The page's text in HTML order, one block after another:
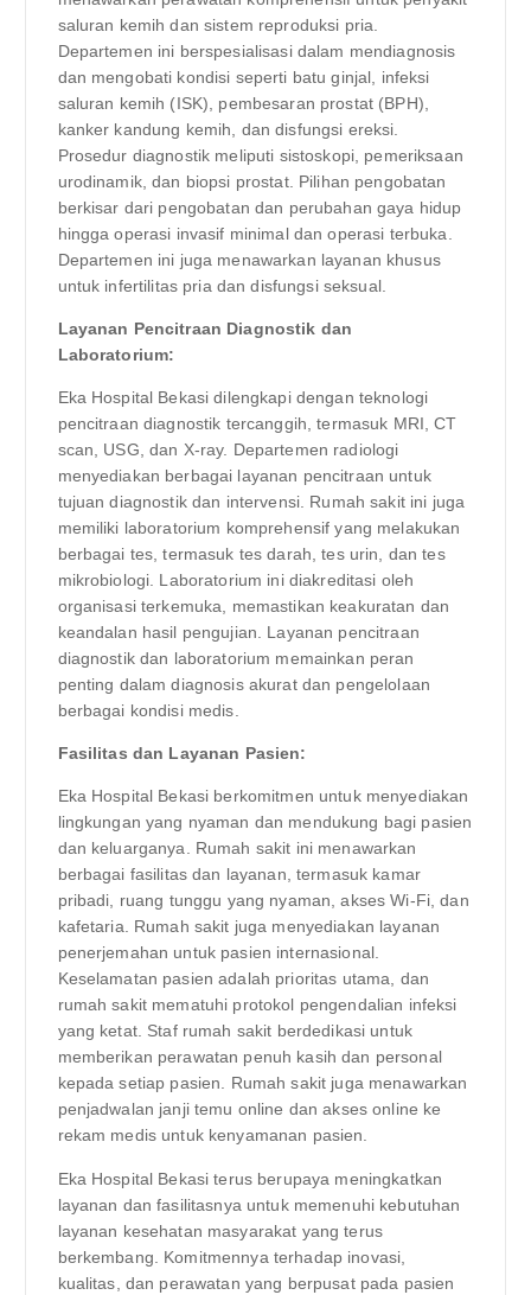
saluran kemih dan sistem reproduksi pria.
Departemen ini berspesialisasi dalam mendiagnosis
dan mengobati kondisi seperti batu ginjal, infeksi
saluran kemih (ISK), pembesaran prostat (BPH),
kanker kandung kemih, dan disfungsi ereksi.
Prosedur diagnostik meliputi sistoskopi, pemeriksaan
urodinamik, dan biopsi prostat. Pilihan pengobatan
berkisar dari pengobatan dan perubahan gaya hidup
hingga operasi invasif minimal dan operasi terbuka.
Departemen ini juga menawarkan layanan khusus
untuk infertilitas pria dan disfungsi seksual.
Layanan Pencitraan Diagnostik dan
Laboratorium:
Eka Hospital Bekasi dilengkapi dengan teknologi
pencitraan diagnostik tercanggih, termasuk MRI, CT
scan, USG, dan X-ray. Departemen radiologi
menyediakan berbagai layanan pencitraan untuk
tujuan diagnostik dan intervensi. Rumah sakit ini juga
memiliki laboratorium komprehensif yang melakukan
berbagai tes, termasuk tes darah, tes urin, dan tes
mikrobiologi. Laboratorium ini diakreditasi oleh
organisasi terkemuka, memastikan keakuratan dan
keandalan hasil pengujian. Layanan pencitraan
diagnostik dan laboratorium memainkan peran
penting dalam diagnosis akurat dan pengelolaan
berbagai kondisi medis.
Fasilitas dan Layanan Pasien:
Eka Hospital Bekasi berkomitmen untuk menyediakan
lingkungan yang nyaman dan mendukung bagi pasien
dan keluarganya. Rumah sakit ini menawarkan
berbagai fasilitas dan layanan, termasuk kamar
pribadi, ruang tunggu yang nyaman, akses Wi-Fi, dan
kafetaria. Rumah sakit juga menyediakan layanan
penerjemahan untuk pasien internasional.
Keselamatan pasien adalah prioritas utama, dan
rumah sakit mematuhi protokol pengendalian infeksi
yang ketat. Staf rumah sakit berdedikasi untuk
memberikan perawatan penuh kasih dan personal
kepada setiap pasien. Rumah sakit juga menawarkan
penjadwalan janji temu online dan akses online ke
rekam medis untuk kenyamanan pasien.
Eka Hospital Bekasi terus berupaya meningkatkan
layanan dan fasilitasnya untuk memenuhi kebutuhan
layanan kesehatan masyarakat yang terus
berkembang. Komitmennya terhadap inovasi,
kualitas, dan perawatan yang berpusat pada pasien